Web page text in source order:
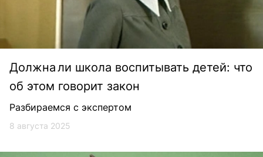
Должна ли школа воспитывать детей: что
об этом говорит закон
Разбираемся с экспертом
8 августа 2025